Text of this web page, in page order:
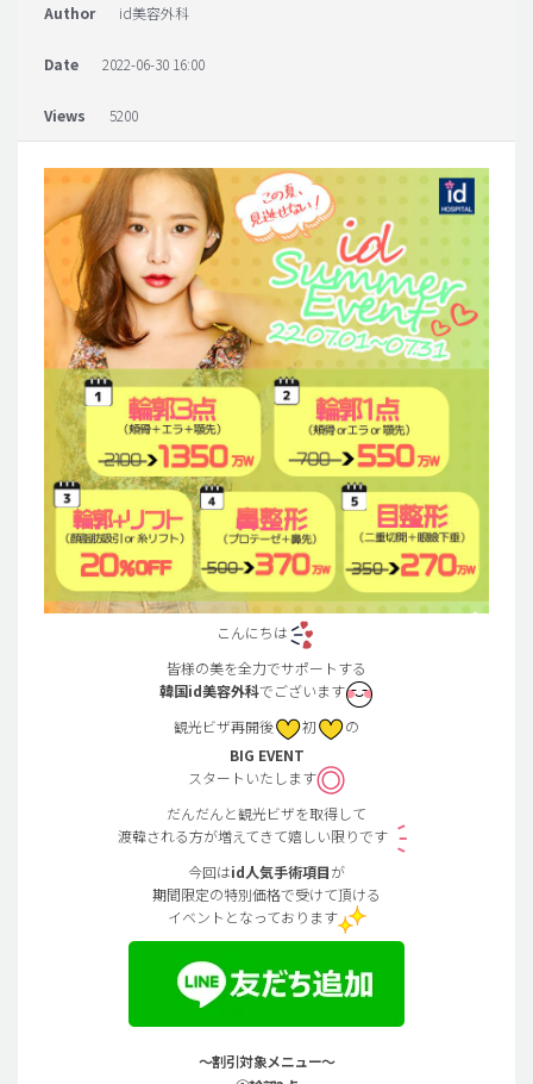
idリアルストーリー
idニュース
病院紹介
料金一覧
ご相談のお問い合わせ
Author id美容外科
Date 2022-06-30 16:00
Views 5200
こんにちは
皆様の美を全力でサポートする
韓国id美容外科でございます
観光ビザ再開後
初
の
BIG EVENT
スタートいたします
だんだんと観光ビザを取得して
渡韓される方が増えてきて嬉しい限りです
今回はid人気手術項目が
期間限定の特別価格で受けて頂ける
イベントとなっております
～割引対象メニュー～